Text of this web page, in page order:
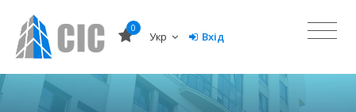
0
Укр Вхід